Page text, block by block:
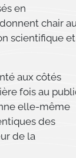
en
chair
scientifique et
aux côtés
fois au
elle-même
des
de la